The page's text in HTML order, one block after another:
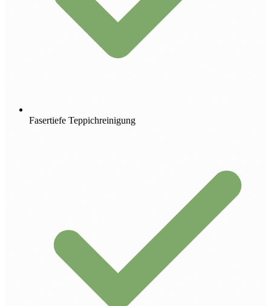
Fasertiefe Teppichreinigung